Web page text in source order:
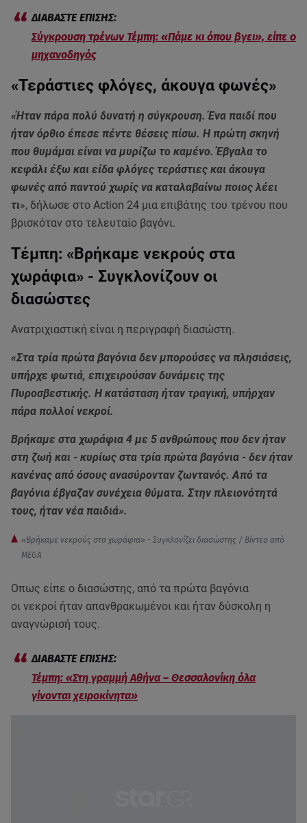
Σύγκρουση τρένων Τέμπη: «Πάμε κι όπου βγει», είπε ο
μηχανοδηγός
«Τεράστιες φλόγες, άκουγα φωνές»
«Ήταν πάρα πολύ δυνατή η σύγκρουση. Ένα παιδί που
ήταν όρθιο έπεσε πέντε θέσεις πίσω. Η πρώτη σκηνή
που θυμάμαι είναι να μυρίζω το καμένο. Έβγαλα το
κεφάλι έξω και είδα φλόγες τεράστιες και άκουγα
φωνές από παντού χωρίς να καταλαβαίνω ποιος λέει
τι», δήλωσε στο Action 24 μια επιβάτης του τρένου που
βρισκόταν στο τελευταίο βαγόνι.
Τέμπη: «Βρήκαμε νεκρούς στα
χωράφια» - Συγκλονίζουν οι
διασώστες
Ανατριχιαστική είναι η περιγραφή διασώστη.
«Στα τρία πρώτα βαγόνια δεν μπορούσες να πλησιάσεις,
υπήρχε φωτιά, επιχειρούσαν δυνάμεις της
Πυροσβεστικής. Η κατάσταση ήταν τραγική, υπήρχαν
πάρα πολλοί νεκροί.
Βρήκαμε στα χωράφια 4 με 5 ανθρώπους που δεν ήταν
στη ζωή και - κυρίως στα τρία πρώτα βαγόνια - δεν ήταν
κανένας από όσους ανασύρονταν ζωντανός. Aπό τα
βαγόνια έβγαζαν συνέχεια θύματα. Στην πλειονότητά
τους, ήταν νέα παιδιά».
«Βρήκαμε νεκρούς στα χωράφια» - Συγκλονίζει διασώστης / Βίντεο από
MEGA
Οπως είπε ο διασώστης, από τα πρώτα βαγόνια
οι νεκροί ήταν απανθρακωμένοι και ήταν δύσκολη η
αναγνώρισή τους.
Τέμπη: «Στη γραμμή Αθήνα – Θεσσαλονίκη όλα
γίνονται χειροκίνητα»